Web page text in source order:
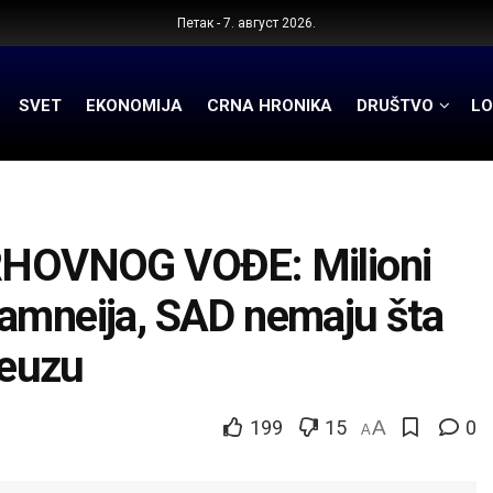
Петак - 7. август 2026.
SVET EKONOMIJA CRNA HRONIKA DRUŠTVO
VOĐE: Milioni
SAD nemaju šta
199 15 AA 0